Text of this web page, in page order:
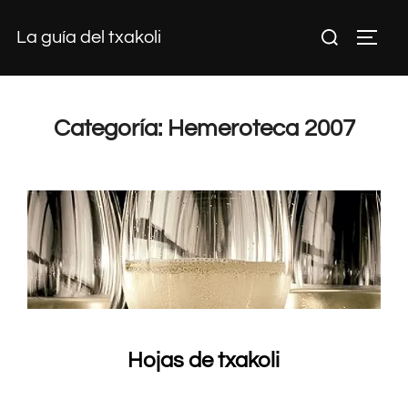
La guía del txakoli Buscar:
Categoría: Hemeroteca 2007
Hojas de txakoli